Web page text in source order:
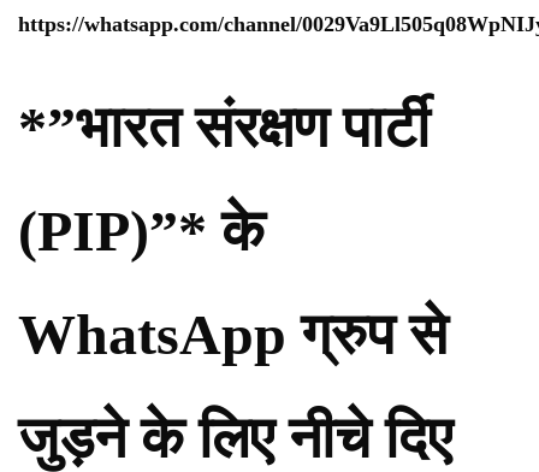
https://whatsapp.com/channel/
*”भारत संरक्षण पार्टी
(PIP)”* के
WhatsApp ग्रुप से
जुड़ने के लिए नीचे दिए